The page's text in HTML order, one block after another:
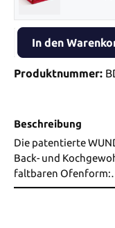
Produkt Anzahl: Gib
In den
Produktnummer:
Beschreibung
Die patentierte
Back- und
faltbaren